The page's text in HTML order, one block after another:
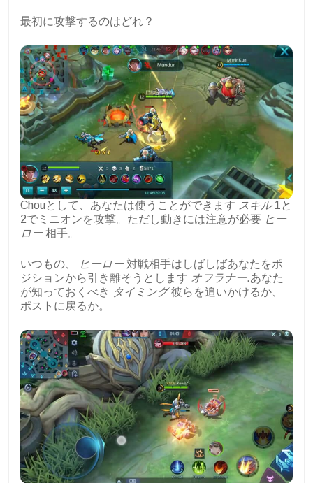
最初に攻撃するのはどれ？
Chouとして、あなたは使うことができます スキル1と
2でミニオンを攻撃。ただし動きには注意が必要 ヒー
ロー相手。
いつもの、 ヒーロー対戦相手はしばしばあなたをポ
ジションから引き離そうとします オフラナー.あなた
が知っておくべき タイミング彼らを追いかけるか、
ポストに戻るか。